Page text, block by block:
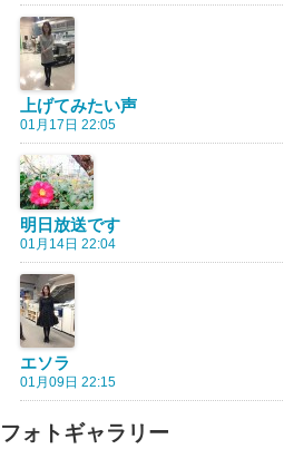
上げてみたい声
01月17日 22:05
明日放送です
01月14日 22:04
エソラ
01月09日 22:15
フォトギャラリー